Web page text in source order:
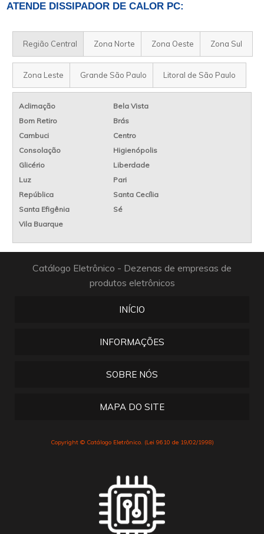
ATENDE DISSIPADOR DE CALOR PC:
Região Central Zona Norte Zona Oeste Zona Sul
Zona Leste Grande São Paulo Litoral de São Paulo
Aclimação
Bela Vista
Bom Retiro
Brás
Cambuci
Centro
Consolação
Higienópolis
Glicério
Liberdade
Luz
Pari
República
Santa Cecília
Santa Efigênia
Sé
Vila Buarque
Catálogo Eletrônico - Dezenas de empresas de
produtos eletrônicos
INÍCIO
INFORMAÇÕES
SOBRE NÓS
MAPA DO SITE
Copyright © Catálogo Eletrônico. (Lei 9610 de 19/02/1998)